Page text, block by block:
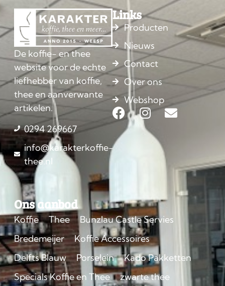
De koffie- en thee
website voor de echte
liefhebber van koffie,
thee en aanverwante
artikelen.
0294 269667
info@karakterkoffie-
thee.nl
Links
Producten
Nieuws
Contact
Over ons
Webshop
Ons aanbod
Koffie Thee
Bunzlau Castle Servies
Bredemeijer
Koffie Accessoires
Delfts Blauw
Porselein
Kado Pakketten
Specials Koffie en Thee
zwarte thee